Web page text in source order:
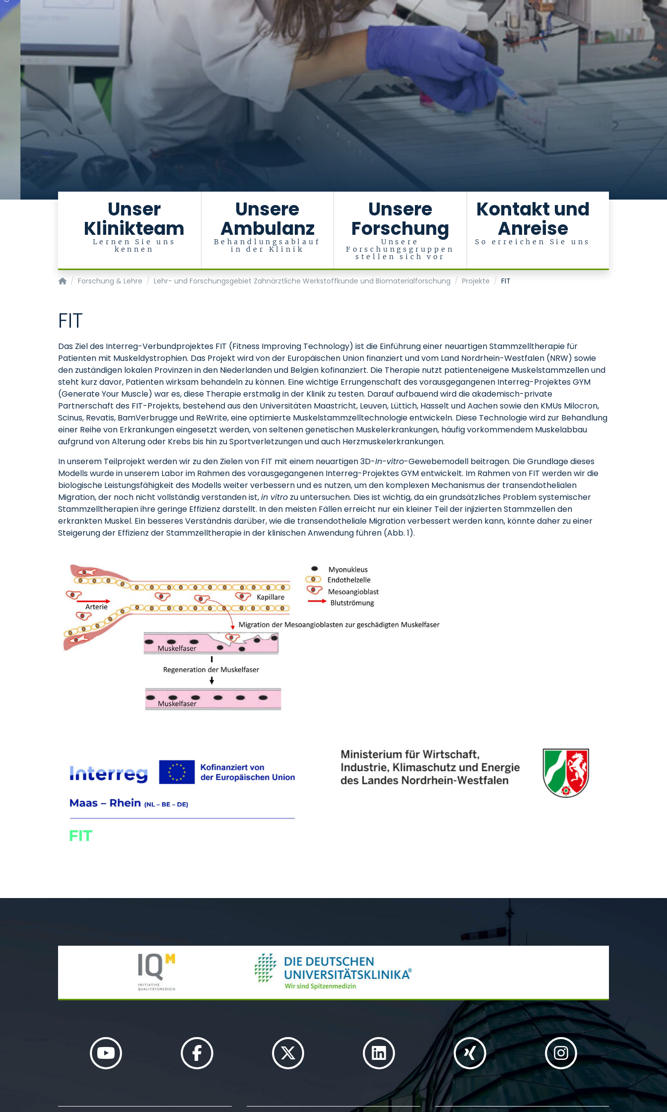
Unser
Klinikteam
Lernen Sie uns
kennen
Unsere
Ambulanz
Behandlungsablauf
in der Klinik
Unsere
Forschung
Unsere
Forschungsgruppen
stellen sich vor
Kontakt und
Anreise
So erreichen Sie uns
Klinik für Zahnärztliche Prothetik und Biomaterialien, Zentrum für Implantologie
Forschung & Lehre Lehr- und Forschungsgebiet Zahnärztliche Werkstoffkunde und Biomaterialforschung Projekte FIT
FIT
Das Ziel des Interreg-Verbundprojektes FIT (Fitness Improving Technology) ist die Einführung einer neuartigen Stammzelltherapie für
Patienten mit Muskeldystrophien. Das Projekt wird von der Europäischen Union finanziert und vom Land Nordrhein-Westfalen (NRW) sowie
den zuständigen lokalen Provinzen in den Niederlanden und Belgien kofinanziert. Die Therapie nutzt patienteneigene Muskelstammzellen und
steht kurz davor, Patienten wirksam behandeln zu können. Eine wichtige Errungenschaft des vorausgegangenen Interreg-Projektes GYM
(Generate Your Muscle) war es, diese Therapie erstmalig in der Klinik zu testen. Darauf aufbauend wird die akademisch-private
Partnerschaft des FIT-Projekts, bestehend aus den Universitäten Maastricht, Leuven, Lüttich, Hasselt und Aachen sowie den KMUs Milocron,
Scinus, Revatis, BamVerbrugge und ReWrite, eine optimierte Muskelstammzelltechnologie entwickeln. Diese Technologie wird zur Behandlung
einer Reihe von Erkrankungen eingesetzt werden, von seltenen genetischen Muskelerkrankungen, häufig vorkommendem Muskelabbau
aufgrund von Alterung oder Krebs bis hin zu Sportverletzungen und auch Herzmuskelerkrankungen.
In unserem Teilprojekt werden wir zu den Zielen von FIT mit einem neuartigen 3D-In-vitro-Gewebemodell beitragen. Die Grundlage dieses
Modells wurde in unserem Labor im Rahmen des vorausgegangenen Interreg-Projektes GYM entwickelt. Im Rahmen von FIT werden wir die
biologische Leistungsfähigkeit des Modells weiter verbessern und es nutzen, um den komplexen Mechanismus der transendothelialen
Migration, der noch nicht vollständig verstanden ist,in vitro zu untersuchen. Dies ist wichtig, da ein grundsätzliches Problem systemischer
Stammzelltherapien ihre geringe Effizienz darstellt. In den meisten Fällen erreicht nur ein kleiner Teil der injizierten Stammzellen den
erkrankten Muskel. Ein besseres Verständnis darüber, wie die transendotheliale Migration verbessert werden kann, könnte daher zu einer
Steigerung der Effizienz der Stammzelltherapie in der klinischen Anwendung führen (Abb. 1).